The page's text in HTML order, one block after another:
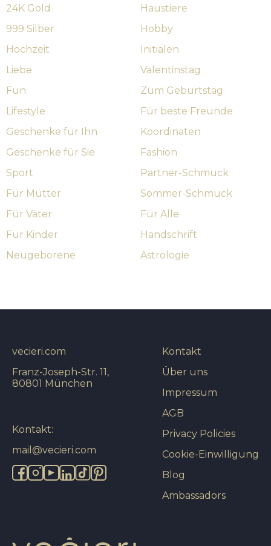
24K Gold
999 Silber
Hochzeit
Liebe
Fun
Lifestyle
Geschenke für Ihn
Geschenke für Sie
Sport
Für Mütter
Für Väter
Für Kinder
Neugeborene
Haustiere
Hobby
Initialen
Valentinstag
Zum Geburtstag
Für beste Freunde
Koordinaten
Fashion
Partner-Schmuck
Sommer-Schmuck
Für Alle
Handschrift
Astrologie
Kontakt
Über uns
Impressum
AGB
Privacy Policies
Cookie-Einwilligung
Blog
Ambassadors
vecieri.com
Franz-Joseph-Str. 11,
80801 München
Kontakt:
mail@vecieri.com